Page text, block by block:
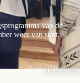
van de
weer van start.
16.03.2026